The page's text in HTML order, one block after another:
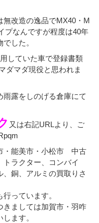
改造の逸品でMX40・M
プなんですが程度は40年
した。
していた車で登録書類
ダマダ現役と思われま
雨露をしのげる倉庫にて
又は右記URLより、ご
・能美市・小松市 中古
ラクター、コンバイ
銅、アルミの買取りさ
っています。
きましては加賀市・羽咋
ます。